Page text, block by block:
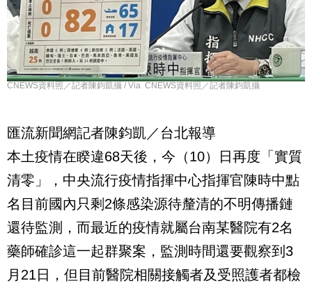
CNEWS資料照／記者陳鈞凱攝 / Via CNEWS資料照／記者陳鈞凱攝
匯流新聞網記者陳鈞凱／台北報導
本土疫情在睽違68天後，今（10）日再度「實質
清零」，中央流行疫情指揮中心指揮官陳時中點
名目前國內只剩2條感染源待釐清的不明傳播鏈
還待監測，而最近的疫情就屬台南某醫院有2名
藥師確診這一起群聚案，監測時間還要觀察到3
月21日，但目前醫院相關接觸者及受照護者都檢